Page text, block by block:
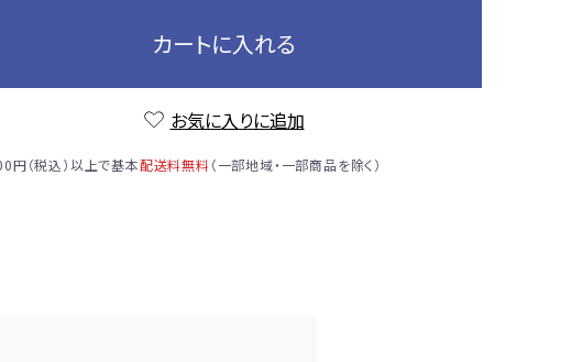
カートに入れる
お気に入りに追加
円（税込）以上で基本配送料無料（一部地域・一部商品を除く）